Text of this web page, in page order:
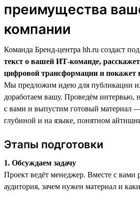
преимущества
компании
Команда Бренд-центра hh.ru создаст
текст о вашей ИТ-команде,
цифровой трансформации и покажет
Мы предложим идею для публикации
доработаем вашу. Проведём интервью,
с вами и выпустим готовый материал
глубиной и на языке, понятном
Этапы подготовки
1. Обсуждаем задачу
Проект ведёт менеджер. Вместе с вами
аудитория, зачем нужен материал и